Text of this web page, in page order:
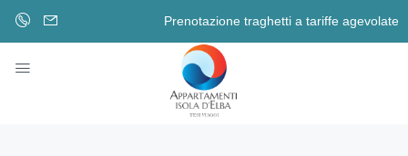
Prenotazione traghetti a tariffe agevolate